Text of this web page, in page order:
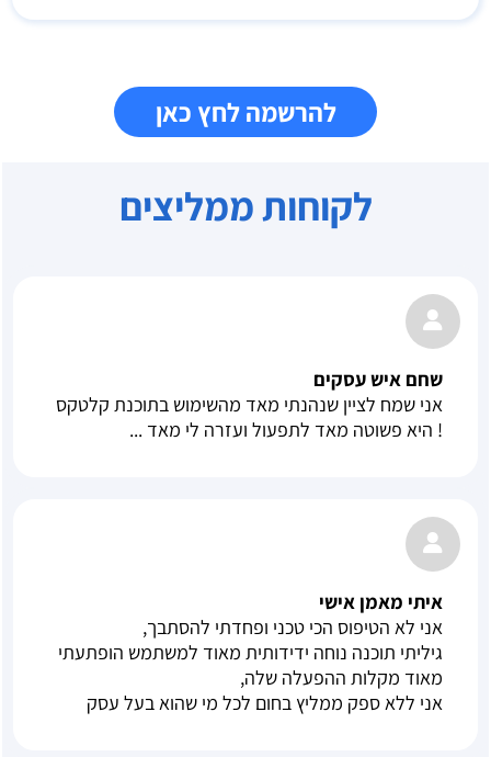
להרשמה לחץ כאן
לקוחות ממליצים
שחם איש עסקים
אני שמח לציין שנהנתי מאד מהשימוש בתוכנת קלטקס
! היא פשוטה מאד לתפעול ועזרה לי מאד ...
איתי מאמן אישי
אני לא הטיפוס הכי טכני ופחדתי להסתבך,
גיליתי תוכנה נוחה ידידותית מאוד למשתמש הופתעתי
מאוד מקלות ההפעלה שלה,
אני ללא ספק ממליץ בחום לכל מי שהוא בעל עסק